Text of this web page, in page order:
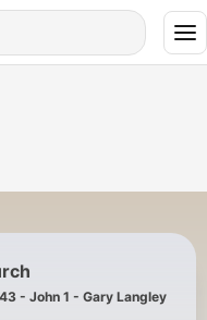
- John 1 - Gary Langley